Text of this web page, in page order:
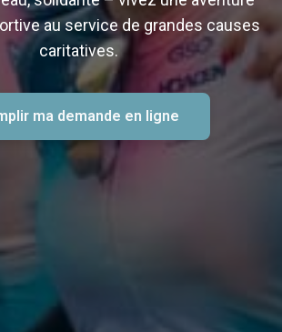
au service de grandes causes
caritatives.
ma demande en ligne
de recevoir les communications
par email. Je pourrai me
à tout moment.